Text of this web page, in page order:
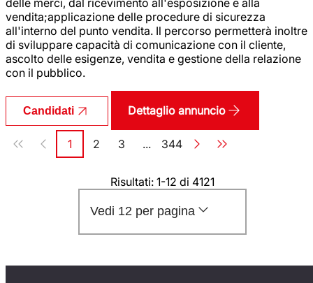
vendita;applicazione delle procedure di sicurezza
all'interno del punto vendita. Il percorso permetterà inoltre
di sviluppare capacità di comunicazione con il cliente,
ascolto delle esigenze, vendita e gestione della relazione
con il pubblico.
Candidati Dettaglio annuncio
Paginazione
Pagina
1 Pagina
2 Pagina
3 ... Pagina
344
Risultati: 1-12 di 4121
Vedi 12 per pagina